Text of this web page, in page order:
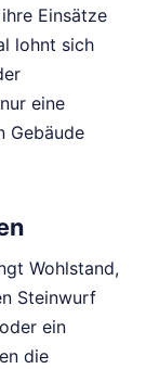
Einsätze
lohnt sich
eine
Gebäude
Wohlstand,
Steinwurf
ein
die